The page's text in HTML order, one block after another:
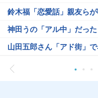
鈴木福「恋愛話」親友ら
神田うの「アル中」だっ
山田五郎さん「アド街」